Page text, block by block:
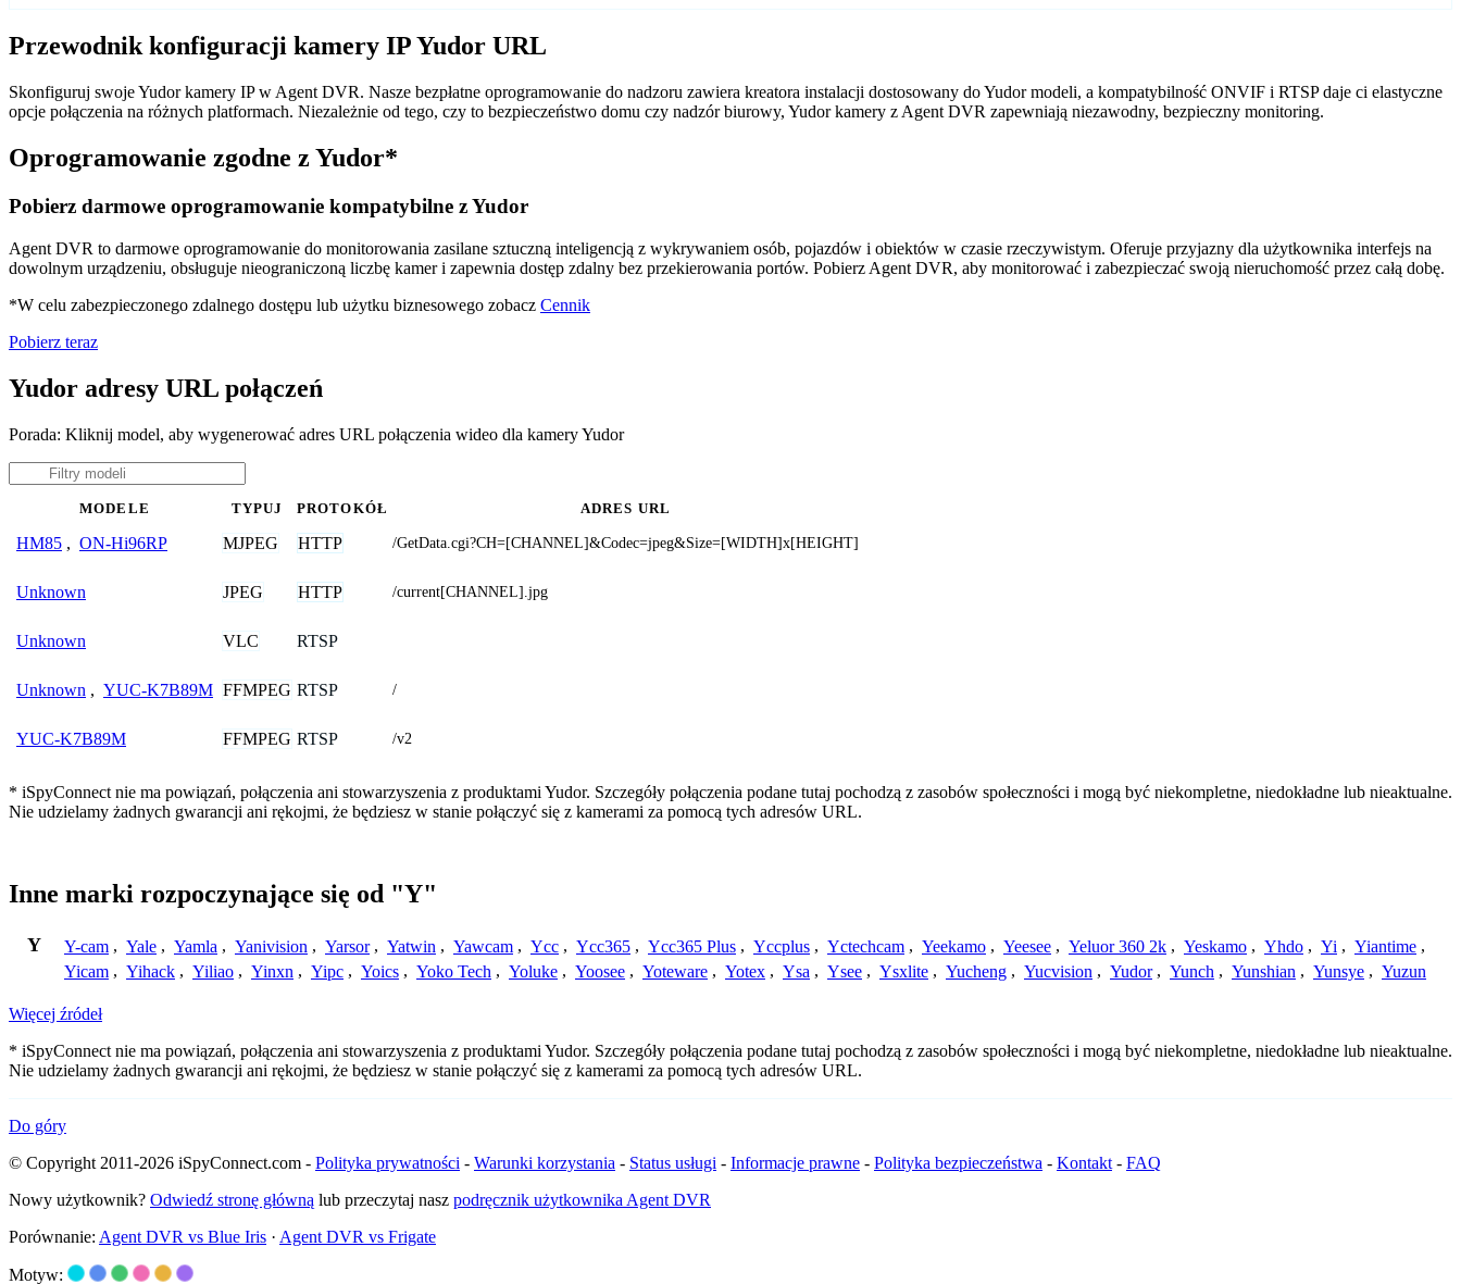
Przewodnik konfiguracji kamery IP Yudor URL
Skonfiguruj swoje Yudor kamery IP w Agent DVR. Nasze bezpłatne oprogramowanie do nadzoru zawiera kreatora instalacji dostosowany do Yudor modeli, a kompatybilność ONVIF i RTSP daje ci elastyczne
opcje połączenia na różnych platformach. Niezależnie od tego, czy to bezpieczeństwo domu czy nadzór biurowy, Yudor kamery z Agent DVR zapewniają niezawodny, bezpieczny monitoring.
Oprogramowanie zgodne z Yudor*
Pobierz darmowe oprogramowanie kompatybilne z Yudor
Agent DVR to darmowe oprogramowanie do monitorowania zasilane sztuczną inteligencją z wykrywaniem osób, pojazdów i obiektów w czasie rzeczywistym. Oferuje przyjazny dla użytkownika interfejs na
dowolnym urządzeniu, obsługuje nieograniczoną liczbę kamer i zapewnia dostęp zdalny bez przekierowania portów. Pobierz Agent DVR, aby monitorować i zabezpieczać swoją nieruchomość przez całą dobę.
*W celu zabezpieczonego zdalnego dostępu lub użytku biznesowego zobacz Cennik
Pobierz teraz
Yudor adresy URL połączeń
Porada: Kliknij model, aby wygenerować adres URL połączenia wideo dla kamery Yudor
MODELE TYPUJ PROTOKÓŁ ADRES URL
HM85 , ON-Hi96RP MJPEG HTTP /GetData.cgi?CH=[CHANNEL]&Codec=jpeg&Size=[WIDTH]x[HEIGHT]
Unknown JPEG HTTP /current[CHANNEL].jpg
Unknown VLC RTSP
Unknown , YUC-K7B89M FFMPEG RTSP /
YUC-K7B89M FFMPEG RTSP /v2
* iSpyConnect nie ma powiązań, połączenia ani stowarzyszenia z produktami Yudor. Szczegóły połączenia podane tutaj pochodzą z zasobów społeczności i mogą być niekompletne, niedokładne lub nieaktualne.
Nie udzielamy żadnych gwarancji ani rękojmi, że będziesz w stanie połączyć się z kamerami za pomocą tych adresów URL.
Inne marki rozpoczynające się od "Y"
Y Y-cam , Yale , Yamla , Yanivision , Yarsor , Yatwin , Yawcam , Ycc , Ycc365 , Ycc365 Plus , Yccplus , Yctechcam , Yeekamo , Yeesee , Yeluor 360 2k , Yeskamo , Yhdo , Yi , Yiantime ,
Yicam , Yihack , Yiliao , Yinxn , Yipc , Yoics , Yoko Tech , Yoluke , Yoosee , Yoteware , Yotex , Ysa , Ysee , Ysxlite , Yucheng , Yucvision , Yudor , Yunch , Yunshian , Yunsye , Yuzun
Więcej źródeł
* iSpyConnect nie ma powiązań, połączenia ani stowarzyszenia z produktami Yudor. Szczegóły połączenia podane tutaj pochodzą z zasobów społeczności i mogą być niekompletne, niedokładne lub nieaktualne.
Nie udzielamy żadnych gwarancji ani rękojmi, że będziesz w stanie połączyć się z kamerami za pomocą tych adresów URL.
Do góry
© Copyright 2011-2026 iSpyConnect.com - Polityka prywatności - Warunki korzystania - Status usługi - Informacje prawne - Polityka bezpieczeństwa - Kontakt - FAQ
Nowy użytkownik? Odwiedź stronę główną lub przeczytaj nasz podręcznik użytkownika Agent DVR
Porównanie: Agent DVR vs Blue Iris · Agent DVR vs Frigate
Motyw: